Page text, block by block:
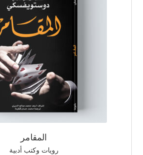
المقامر
رويات وكتب أدبية